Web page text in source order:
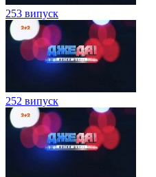
253 випуск
252 випуск